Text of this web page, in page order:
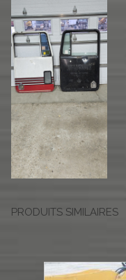
PRODUITS SIMILAIRES